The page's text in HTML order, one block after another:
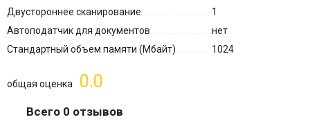
Двустороннее сканирование
1
Автоподатчик для документов
нет
Стандартный объем памяти (Мбайт)
1024
0.0
общая оценка
Всего 0 отзывов